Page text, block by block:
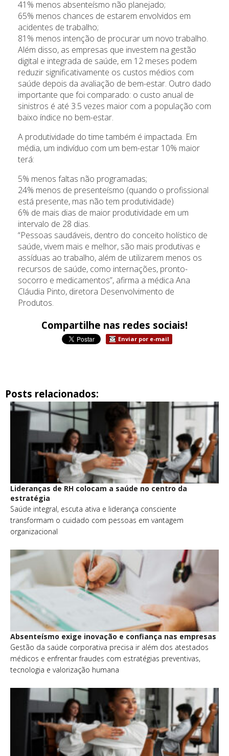
41% menos absenteísmo não planejado;
65% menos chances de estarem envolvidos em
acidentes de trabalho;
81% menos intenção de procurar um novo trabalho.
Além disso, as empresas que investem na gestão
digital e integrada de saúde, em 12 meses podem
reduzir significativamente os custos médios com
saúde depois da avaliação de bem-estar. Outro dado
importante que foi comparado: o custo anual de
sinistros é até 3.5 vezes maior com a população com
baixo índice no bem-estar.
A produtividade do time também é impactada. Em
média, um indivíduo com um bem-estar 10% maior
terá:
5% menos faltas não programadas;
24% menos de presenteísmo (quando o profissional
está presente, mas não tem produtividade)
6% de mais dias de maior produtividade em um
intervalo de 28 dias.
“Pessoas saudáveis, dentro do conceito holístico de
saúde, vivem mais e melhor, são mais produtivas e
assíduas ao trabalho, além de utilizarem menos os
recursos de saúde, como internações, pronto-
socorro e medicamentos”, afirma a médica Ana
Cláudia Pinto, diretora Desenvolvimento de
Produtos.
Compartilhe nas redes sociais!
Enviar por e-mail
Posts relacionados:
Lideranças de RH colocam a saúde no centro da
estratégia
Saúde integral, escuta ativa e liderança consciente
transformam o cuidado com pessoas em vantagem
organizacional
Absenteísmo exige inovação e confiança nas empresas
Gestão da saúde corporativa precisa ir além dos atestados
médicos e enfrentar fraudes com estratégias preventivas,
tecnologia e valorização humana